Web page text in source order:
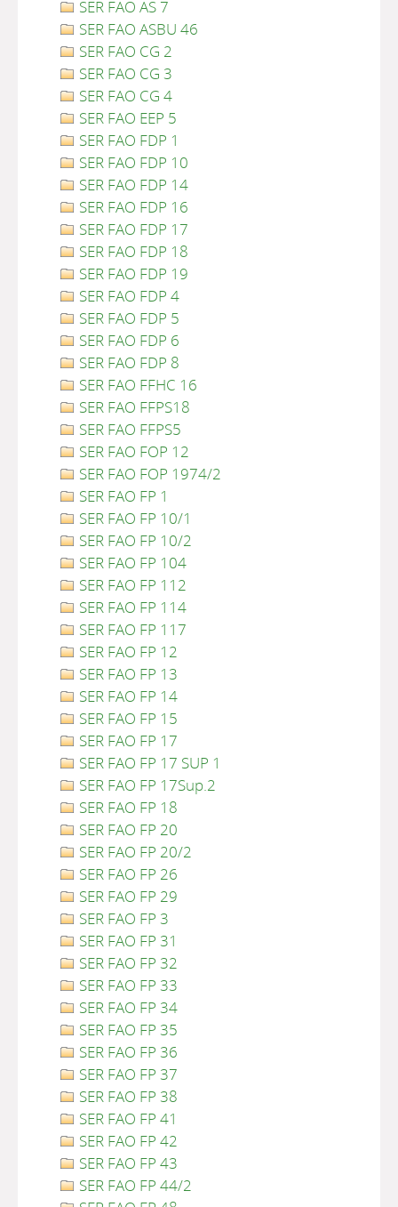
SER FAO AS 7
SER FAO ASBU 46
SER FAO CG 2
SER FAO CG 3
SER FAO CG 4
SER FAO EEP 5
SER FAO FDP 1
SER FAO FDP 10
SER FAO FDP 14
SER FAO FDP 16
SER FAO FDP 17
SER FAO FDP 18
SER FAO FDP 19
SER FAO FDP 4
SER FAO FDP 5
SER FAO FDP 6
SER FAO FDP 8
SER FAO FFHC 16
SER FAO FFPS18
SER FAO FFPS5
SER FAO FOP 12
SER FAO FOP 1974/2
SER FAO FP 1
SER FAO FP 10/1
SER FAO FP 10/2
SER FAO FP 104
SER FAO FP 112
SER FAO FP 114
SER FAO FP 117
SER FAO FP 12
SER FAO FP 13
SER FAO FP 14
SER FAO FP 15
SER FAO FP 17
SER FAO FP 17 SUP 1
SER FAO FP 17Sup.2
SER FAO FP 18
SER FAO FP 20
SER FAO FP 20/2
SER FAO FP 26
SER FAO FP 29
SER FAO FP 3
SER FAO FP 31
SER FAO FP 32
SER FAO FP 33
SER FAO FP 34
SER FAO FP 35
SER FAO FP 36
SER FAO FP 37
SER FAO FP 38
SER FAO FP 41
SER FAO FP 42
SER FAO FP 43
SER FAO FP 44/2